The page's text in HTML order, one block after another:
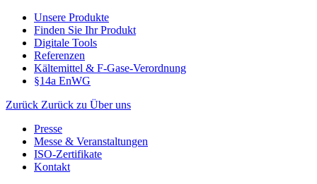
Unsere Produkte
Finden Sie Ihr Produkt
Digitale Tools
Referenzen
Kältemittel & F-Gase-Verordnung
§14a EnWG
Zurück Zurück zu Über uns
Presse
Messe & Veranstaltungen
ISO-Zertifikate
Kontakt